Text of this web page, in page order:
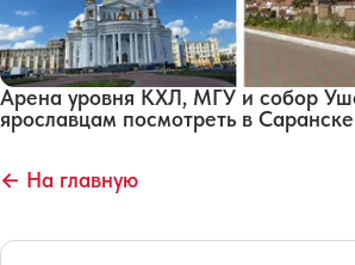
Арена уровня КХЛ, МГУ и собор
ярославцам посмотреть в Саранске
← На главную